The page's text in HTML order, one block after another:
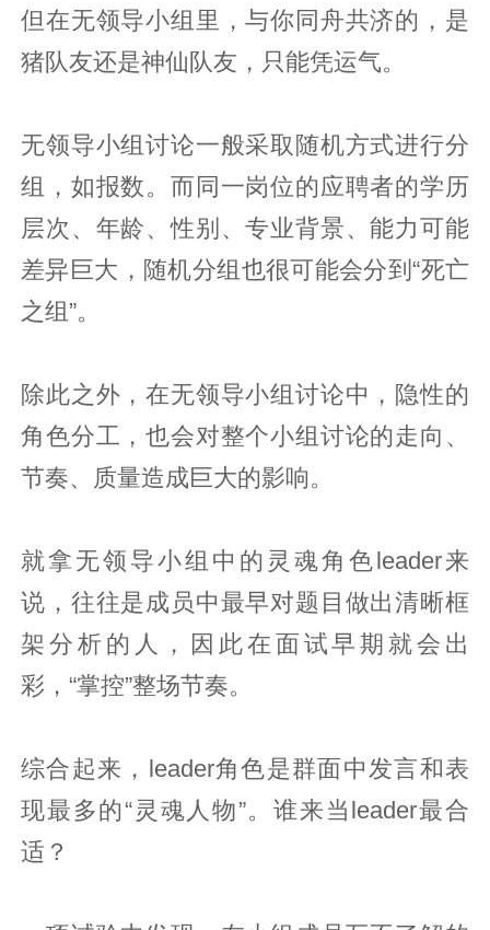
但在无领导小组里，与你同舟共济的，是
猪队友还是神仙队友，只能凭运气。
无领导小组讨论一般采取随机方式进行分
组，如报数。而同一岗位的应聘者的学历
层次、年龄、性别、专业背景、能力可能
差异巨大，随机分组也很可能会分到“死亡
之组”。
除此之外，在无领导小组讨论中，隐性的
角色分工，也会对整个小组讨论的走向、
节奏、质量造成巨大的影响。
就拿无领导小组中的灵魂角色leader来
说，往往是成员中最早对题目做出清晰框
架分析的人，因此在面试早期就会出
彩，“掌控”整场节奏。
综合起来，leader角色是群面中发言和表
现最多的“灵魂人物”。谁来当leader最合
适？